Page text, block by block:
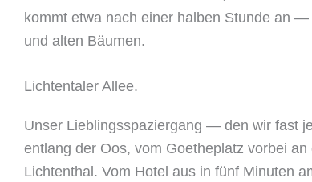
kommt etwa nach einer halben Stunde an
und alten Bäumen.
Lichtentaler Allee.
Unser Lieblingsspaziergang — den wir fast
entlang der Oos, vom Goetheplatz vorbei
Lichtenthal. Vom Hotel aus in fünf Minuten